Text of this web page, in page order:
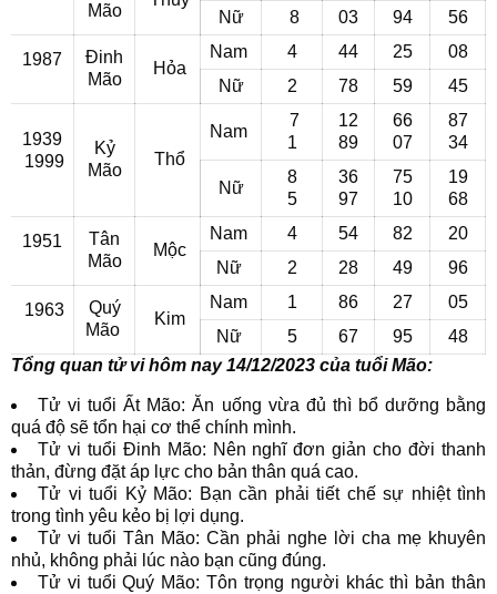
Mão
Nữ
8 03 94 56
1987
Đinh
Mão
Hỏa
Nam 4 44 25
08
Nữ
2 78 59 45
1939
1999
Kỷ
Mão
Thổ
Nam
7
1
12
89
66
07
87
34
Nữ
8
5
36
97
75
10
19
68
1951
Tân
Mão
Mộc
Nam 4 54 82
20
Nữ
2 28 49 96
1963
Quý
Mão
Kim
Nam 1 86 27
05
Nữ
5 67 95
48
Tổng quan tử vi hôm nay 14/12/2023 của tuổi Mão:
Tử vi tuổi Ất Mão: Ăn uống vừa đủ thì bổ dưỡng bằng
quá độ sẽ tổn hại cơ thể chính mình.
Tử vi tuổi Đinh Mão: Nên nghĩ đơn giản cho đời thanh
thản, đừng đặt áp lực cho bản thân quá cao.
Tử vi tuổi Kỷ Mão: Bạn cần phải tiết chế sự nhiệt tình
trong tình yêu kẻo bị lợi dụng.
Tử vi tuổi Tân Mão: Cần phải nghe lời cha mẹ khuyên
nhủ, không phải lúc nào bạn cũng đúng.
Tử vi tuổi Quý Mão: Tôn trọng người khác thì bản thân